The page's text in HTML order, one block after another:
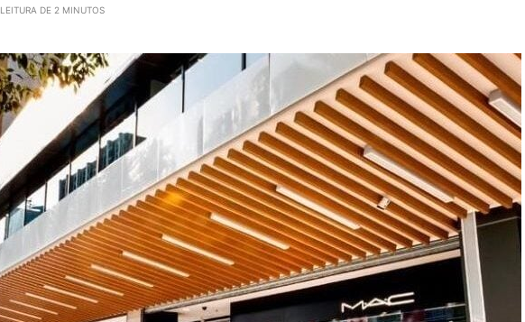
LEITURA DE 2 MINUTOS